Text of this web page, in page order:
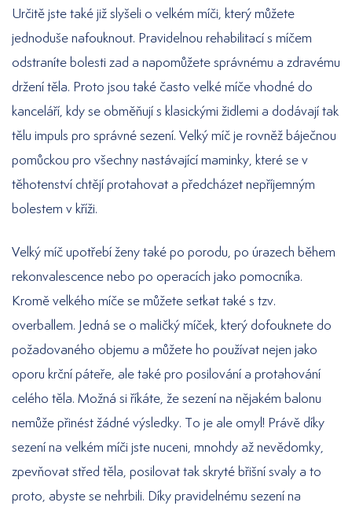
Určitě jste také již slyšeli o velkém míči, který můžete
jednoduše nafouknout. Pravidelnou rehabilitací s míčem
odstraníte bolesti zad a napomůžete správnému a zdravému
držení těla. Proto jsou také často velké míče vhodné do
kanceláří, kdy se obměňují s klasickými židlemi a dodávají tak
tělu impuls pro správné sezení. Velký míč je rovněž báječnou
pomůckou pro všechny nastávající maminky, které se v
těhotenství chtějí protahovat a předcházet nepříjemným
bolestem v kříži.
Velký míč upotřebí ženy také po porodu, po úrazech během
rekonvalescence nebo po operacích jako pomocníka.
Kromě velkého míče se můžete setkat také s tzv.
overballem. Jedná se o maličký míček, který dofouknete do
požadovaného objemu a můžete ho používat nejen jako
oporu krční páteře, ale také pro posilování a protahování
celého těla. Možná si říkáte, že sezení na nějakém balonu
nemůže přinést žádné výsledky. To je ale omyl! Právě díky
sezení na velkém míči jste nuceni, mnohdy až nevědomky,
zpevňovat střed těla, posilovat tak skryté břišní svaly a to
proto, abyste se nehrbili. Díky pravidelnému sezení na